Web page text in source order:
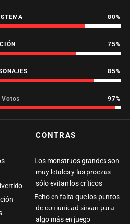
80
75
85
Votos 97
CONTRAS
Los monstruos grandes son
muy letales y las proezas
sólo evitan los críticos
Echo en falta que los puntos
de comunidad sirvan para
algo más en juego